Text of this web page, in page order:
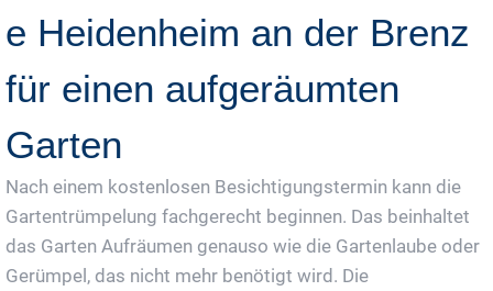
e Heidenheim an der Brenz
für einen aufgeräumten
Garten
Nach einem kostenlosen Besichtigungstermin kann die
Gartentrümpelung fachgerecht beginnen. Das beinhaltet
das Garten Aufräumen genauso wie die Gartenlaube oder
Gerümpel, das nicht mehr benötigt wird. Die